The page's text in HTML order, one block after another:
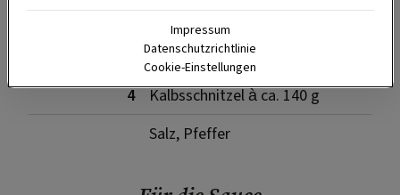
Olivenöl
4
Kalbsschnitzel à ca. 140 g
Salz, Pfeffer
Impressum
Datenschutzrichtlinie
Cookie-Einstellungen